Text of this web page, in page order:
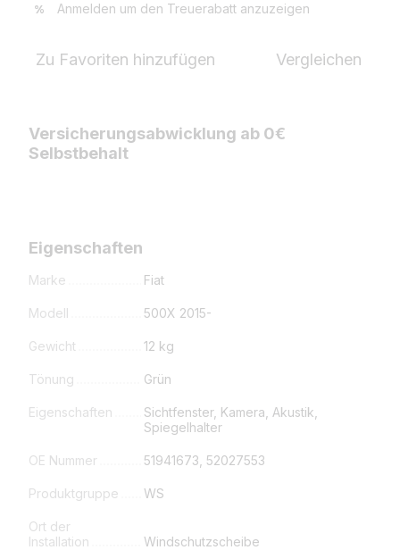
% Anmelden um den Treuerabatt anzuzeigen
Zu Favoriten hinzufügen Vergleichen
Versicherungsabwicklung ab 0€
Selbstbehalt
Eigenschaften
Marke Fiat
Modell 500X 2015-
Gewicht 12 kg
Tönung Grün
Eigenschaften
Sichtfenster, Kamera, Akustik,
Spiegelhalter
OE Nummer 51941673, 52027553
Produktgruppe WS
Ort der
Installation
Windschutzscheibe